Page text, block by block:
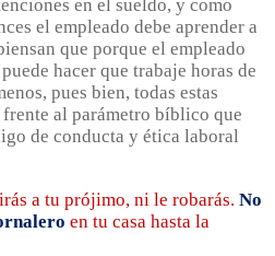
en el sueldo, y como
el empleado debe aprender a
que porque el empleado
hacer que trabaje horas de
pues bien, todas estas
al parámetro bíblico que
de conducta y ética laboral
a tu prójimo, ni le robarás. No
en tu casa hasta la